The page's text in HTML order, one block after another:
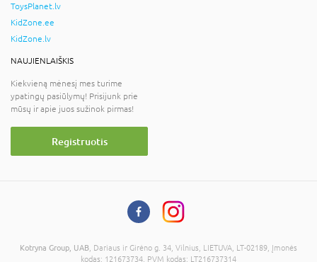
ToysPlanet.lv
KidZone.ee
KidZone.lv
NAUJIENLAIŠKIS
Kiekvieną mėnesį mes turime
ypatingų pasiūlymų! Prisijunk prie
mūsų ir apie juos sužinok pirmas!
Registruotis
Kotryna Group, UAB , Dariaus ir Girėno g. 34, Vilnius, LIETUVA, LT-02189, Įmonės
kodas: 121673734, PVM kodas: LT216737314